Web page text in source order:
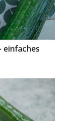
einfaches